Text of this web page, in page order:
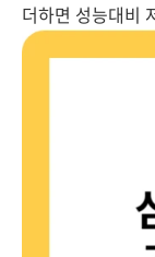
더하면 성능대비